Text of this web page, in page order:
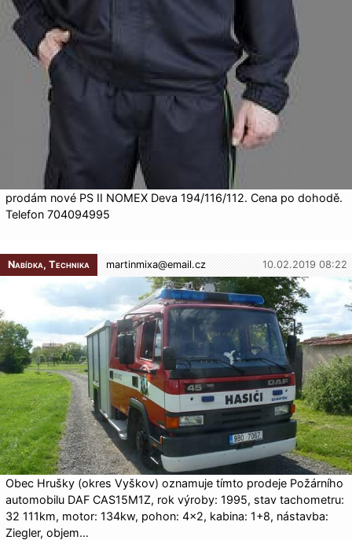
prodám nové PS II NOMEX Deva 194/116/112. Cena po dohodě.
Telefon 704094995
Nabídka, Technika martinmixa@email.cz 10.02.2019 08:22
Obec Hrušky (okres Vyškov) oznamuje tímto prodeje Požárního
automobilu DAF CAS15M1Z, rok výroby: 1995, stav tachometru:
32 111km, motor: 134kw, pohon: 4×2, kabina: 1+8, nástavba:
Ziegler, objem…